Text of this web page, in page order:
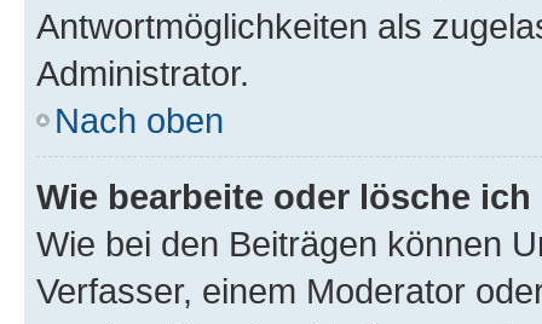
Antwortmöglichkeiten als
Administrator.
Nach oben
Wie bearbeite oder lösche
Wie bei den Beiträgen können
Verfasser, einem Moderator